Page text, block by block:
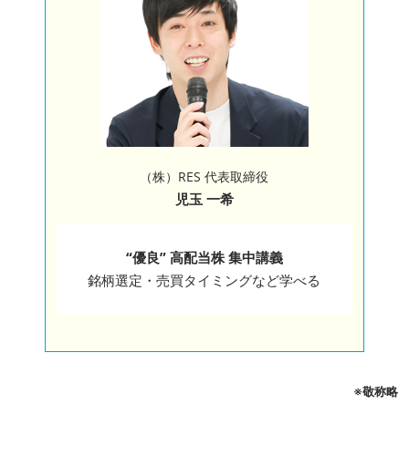
（株）RES 代表取締役
児玉 一希
“優良” 高配当株 集中講義
銘柄選定・売買タイミングなど学べる
※敬称略